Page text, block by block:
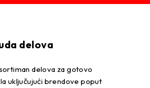
delova
delova za gotovo
uključujući brendove poput